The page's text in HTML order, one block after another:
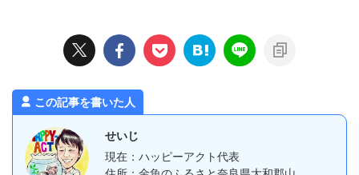
この記事を書いた人
せいじ
現在：ハッピーアクト代表